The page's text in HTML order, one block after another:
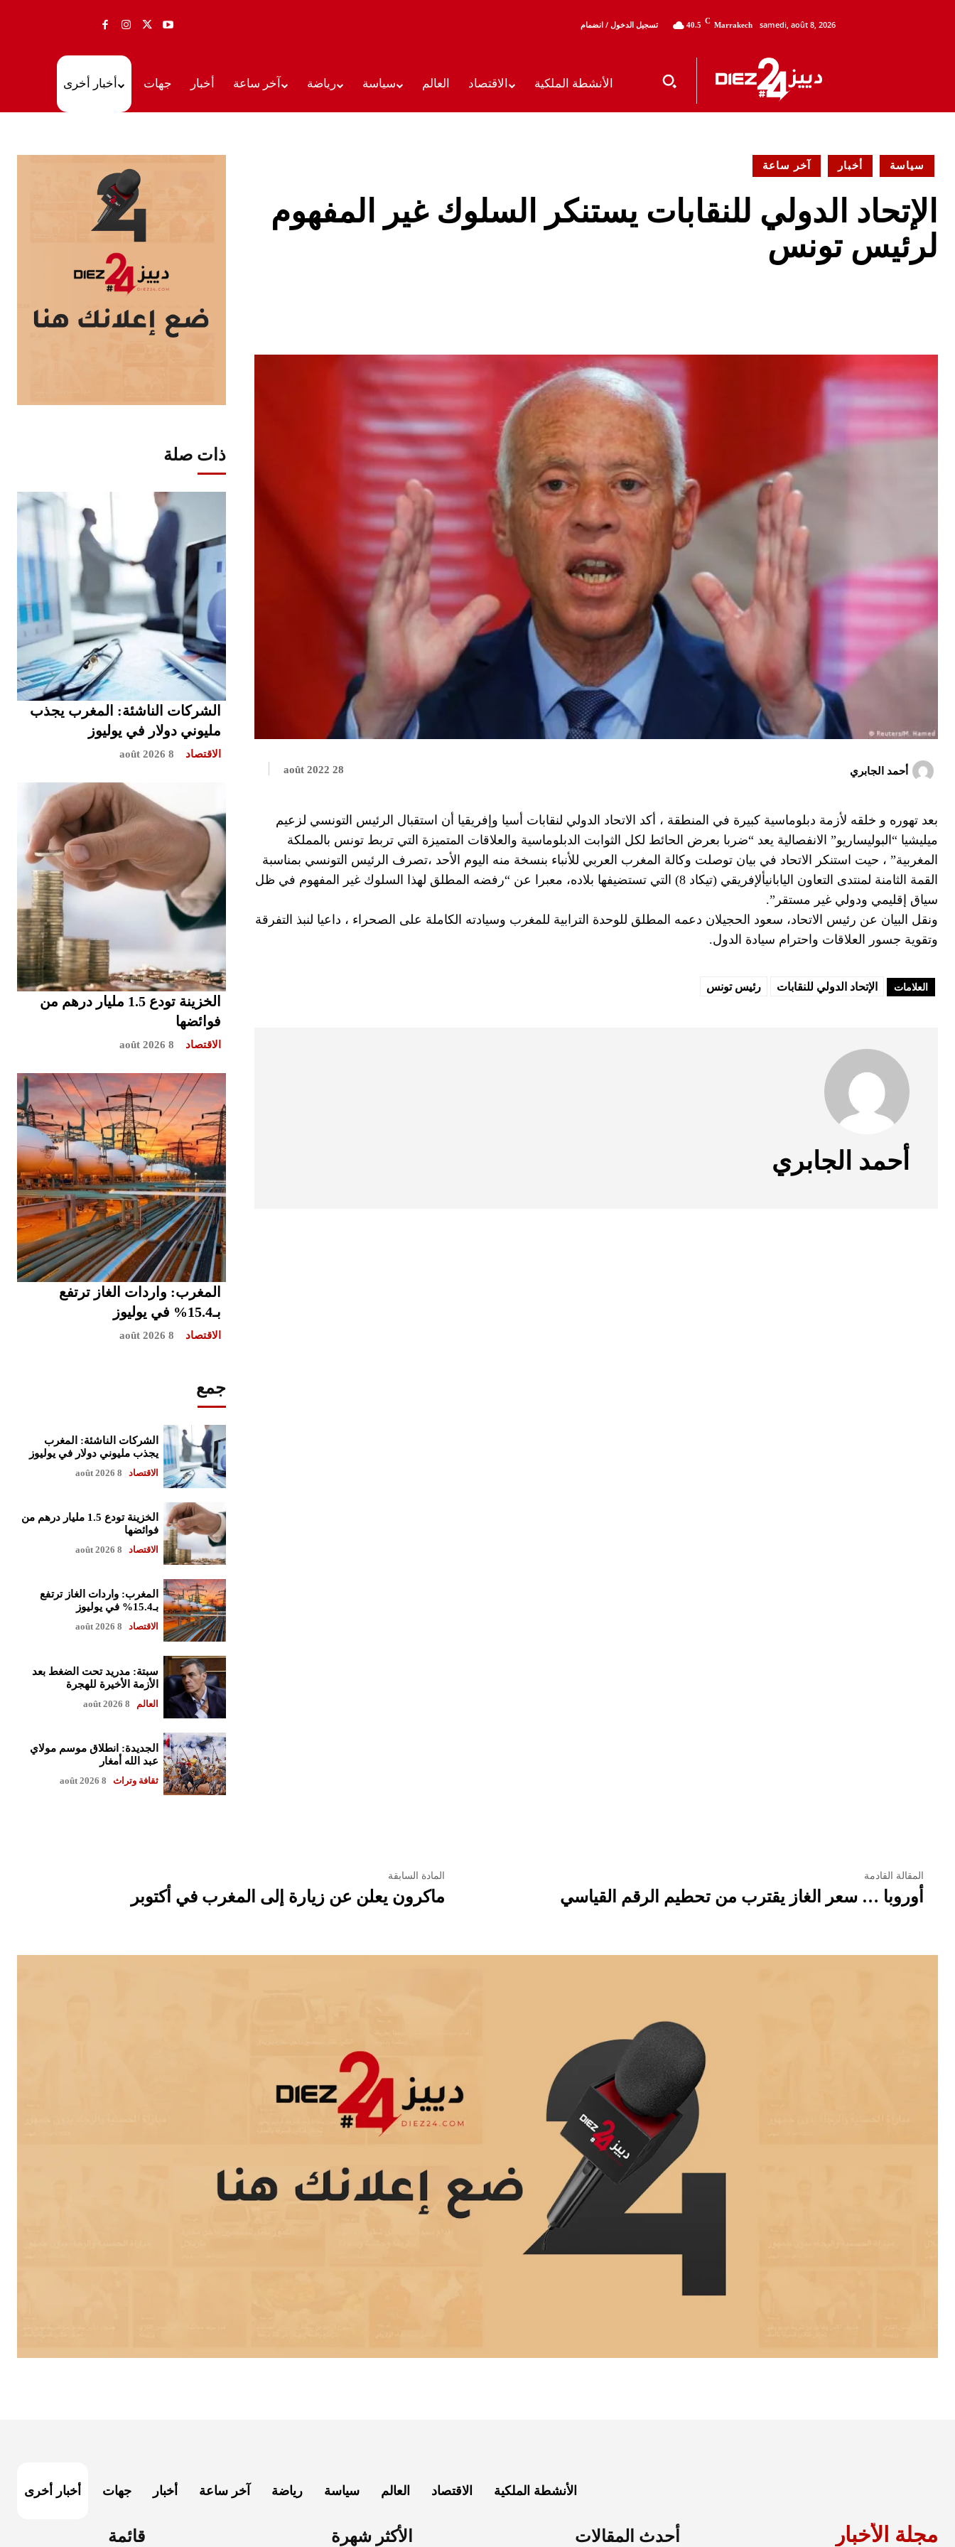
تسجيل الدخول / انضمام 40.5 C Marrakech samedi, août 8, 2026
أخبار أخرى جهات أخبار آخر ساعة رياضة سياسة العالم الاقتصاد الأنشطة الملكية
ذات صلة
الشركات الناشئة: المغرب يجذب
مليوني دولار في يوليوز
الاقتصاد 8 août 2026
الخزينة تودع 1.5 مليار درهم من
فوائضها
الاقتصاد 8 août 2026
المغرب: واردات الغاز ترتفع
بـ15.4% في يوليوز
الاقتصاد 8 août 2026
جمع
الشركات الناشئة: المغرب
يجذب مليوني دولار في يوليوز
الاقتصاد 8 août 2026
الخزينة تودع 1.5 مليار درهم من
فوائضها
الاقتصاد 8 août 2026
المغرب: واردات الغاز ترتفع
بـ15.4% في يوليوز
الاقتصاد 8 août 2026
سبتة: مدريد تحت الضغط بعد
الأزمة الأخيرة للهجرة
العالم 8 août 2026
الجديدة: انطلاق موسم مولاي
عبد الله أمغار
ثقافة وتراث 8 août 2026
آخر ساعة أخبار سياسة
الإتحاد الدولي للنقابات يستنكر السلوك غير المفهوم
لرئيس تونس
28 août 2022 أحمد الجابري
بعد تهوره و خلقه لأزمة دبلوماسية كبيرة في المنطقة ، أكد الاتحاد الدولي لنقابات أسيا وإفريقيا أن استقبال الرئيس التونسي لزعيم
ميليشيا “البوليساريو” الانفصالية يعد “ضربا بعرض الحائط لكل الثوابت الدبلوماسية والعلاقات المتميزة التي تربط تونس بالمملكة
المغربية” ، حيت استنكر الاتحاد في بيان توصلت وكالة المغرب العربي للأنباء بنسخة منه اليوم الأحد ،تصرف الرئيس التونسي بمناسبة
القمة الثامنة لمنتدى التعاون اليابانيألإفريقي (تيكاد 8) التي تستضيفها بلاده، معبرا عن “رفضه المطلق لهذا السلوك غير المفهوم في ظل
سياق إقليمي ودولي غير مستقر”.
ونقل البيان عن رئيس الاتحاد، سعود الحجيلان دعمه المطلق للوحدة الترابية للمغرب وسيادته الكاملة على الصحراء ، داعيا لنبذ التفرقة
وتقوية جسور العلاقات واحترام سيادة الدول.
العلامات الإتحاد الدولي للنقابات رئيس تونس
أحمد الجابري
المادة السابقة
ماكرون يعلن عن زيارة إلى المغرب في أكتوبر
المقالة القادمة
أوروبا … سعر الغاز يقترب من تحطيم الرقم القياسي
أخبار أخرى جهات أخبار آخر ساعة رياضة سياسة العالم الاقتصاد الأنشطة الملكية
قائمة الأكثر شهرة أحدث المقالات مجلة الأخبار